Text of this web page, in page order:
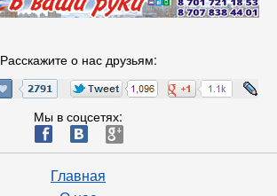
Расскажите о нас друзьям:
Мы в соцсетях:
ä æ è
Главная